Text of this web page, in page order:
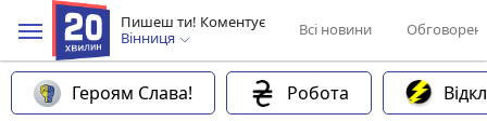
Пишеш ти! Коментує
Вінниця
Всі новини
Героям Слава! Робота